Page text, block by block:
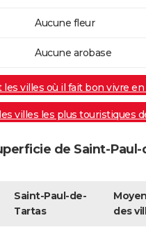
Aucune fleur
Aucune arobase
villes où il fait bon vivre en
villes les plus touristiques
de Saint-Paul-
Saint-Paul-de-
Tartas
des